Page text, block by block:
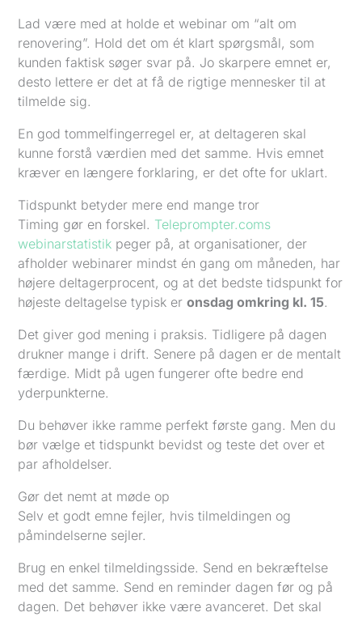
Lad være med at holde et webinar om “alt om
renovering”. Hold det om ét klart spørgsmål, som
kunden faktisk søger svar på. Jo skarpere emnet er,
desto lettere er det at få de rigtige mennesker til at
tilmelde sig.
En god tommelfingerregel er, at deltageren skal
kunne forstå værdien med det samme. Hvis emnet
kræver en længere forklaring, er det ofte for uklart.
Tidspunkt betyder mere end mange tror
Timing gør en forskel. Teleprompter.coms
webinarstatistik peger på, at organisationer, der
afholder webinarer mindst én gang om måneden, har
højere deltagerprocent, og at det bedste tidspunkt for
højeste deltagelse typisk eronsdag omkring kl. 15.
Det giver god mening i praksis. Tidligere på dagen
drukner mange i drift. Senere på dagen er de mentalt
færdige. Midt på ugen fungerer ofte bedre end
yderpunkterne.
Du behøver ikke ramme perfekt første gang. Men du
bør vælge et tidspunkt bevidst og teste det over et
par afholdelser.
Gør det nemt at møde op
Selv et godt emne fejler, hvis tilmeldingen og
påmindelserne sejler.
Brug en enkel tilmeldingsside. Send en bekræftelse
med det samme. Send en reminder dagen før og på
dagen. Det behøver ikke være avanceret. Det skal